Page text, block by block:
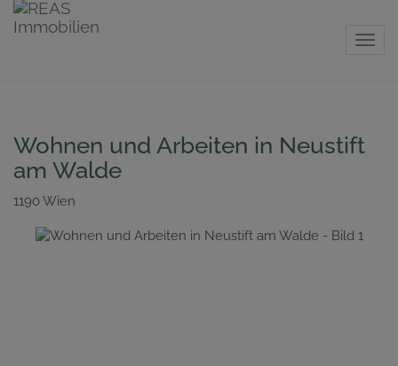
Wohnen und Arbeiten in Neustift
am Walde
1190 Wien